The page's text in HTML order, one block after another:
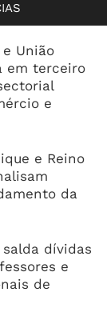
e União
em terceiro
e
e Reino
da
salda dívidas
e
de
Procura
Crédito,
Aceleração
Numa
75,2% do
Para o